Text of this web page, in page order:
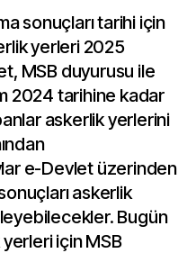
sonuçları tarihi için
yerleri 2025
MSB duyurusu ile
2024 tarihine kadar
askerlik yerlerini
e-Devlet üzerinden
askerlik
Bugün
için MSB